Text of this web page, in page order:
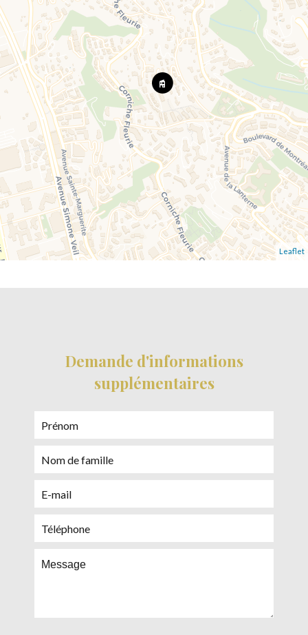
Leaflet
Demande d'informations
supplémentaires